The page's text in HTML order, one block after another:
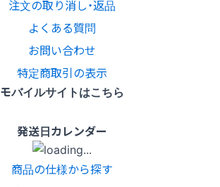
注文の取り消し・返品
よくある質問
お問い合わせ
特定商取引の表示
モバイルサイトはこちら
発送日カレンダー
商品の仕様から探す